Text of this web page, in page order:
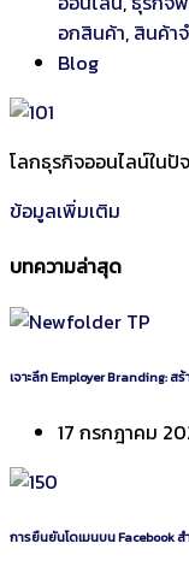
อกสินค้า, สินค้า
Blog
โลกธุรกิจออนไลน์ในปั
ข้อมูลเพิ่มเติม
บทความล่าสุด
เจาะลึก Employer Branding:
17 กรกฎาคม
การยืนยันโดเมนบน Facebook